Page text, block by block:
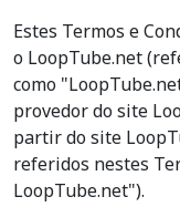
Estes Termos e
o LoopTube.net
como
provedor do site
partir do site
referidos nestes
LoopTube.net").